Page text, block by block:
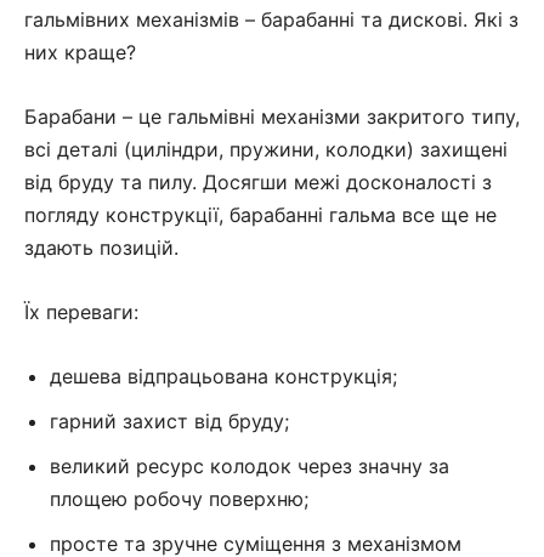
гальмівних механізмів – барабанні та дискові. Які з
них краще?
Барабани – це гальмівні механізми закритого типу,
всі деталі (циліндри, пружини, колодки) захищені
від бруду та пилу. Досягши межі досконалості з
погляду конструкції, барабанні гальма все ще не
здають позицій.
Їх переваги:
дешева відпрацьована конструкція;
гарний захист від бруду;
великий ресурс колодок через значну за
площею робочу поверхню;
просте та зручне суміщення з механізмом